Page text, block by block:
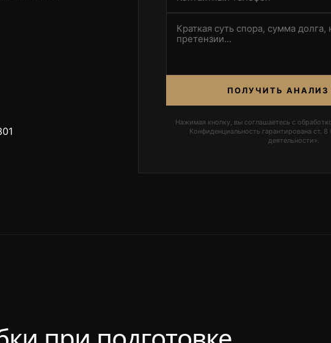
ПОЛУЧИТЬ АНАЛИЗ
Нажимая кнопку, вы соглашаетесь с
Конфиденциальность гарантирована ст.
деятельности».